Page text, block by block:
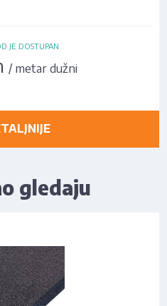
JE DOSTUPAN
/ metar dužni
gledaju